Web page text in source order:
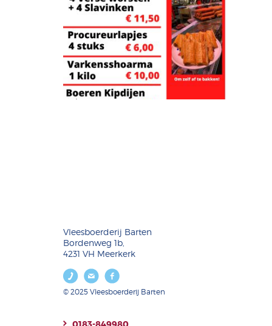
Vleesboerderij Barten
Bordenweg 1b,
4231 VH Meerkerk
© 2025 Vleesboerderij Barten